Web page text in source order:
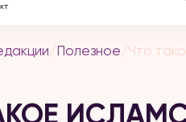
/Полезное/Что